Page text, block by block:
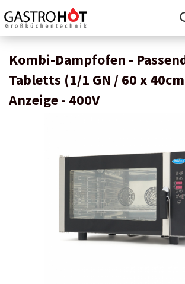
Kombi-Dampfofen -
Tabletts (1/1 GN / 60 x
Anzeige - 400V